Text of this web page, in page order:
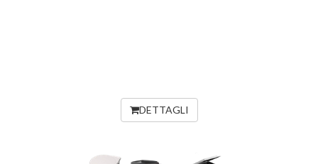
DETTAGLI